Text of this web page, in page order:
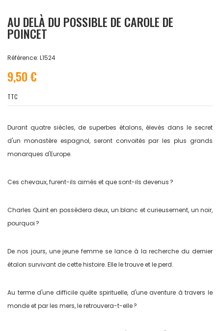
AU DELÀ DU POSSIBLE DE CAROLE DE
POINCET
Référence: L1524
9,50 €
TTC
Durant quatre siècles, de superbes étalons, élevés dans le secret
d'un monastère espagnol, seront convoités par les plus grands
monarques d'Europe.
Ces chevaux, furent-ils aimés et que sont-ils devenus ?
Charles Quint en possèdera deux, un blanc et curieusement, un noir,
pourquoi ?
De nos jours, une jeune femme se lance à la recherche du dernier
étalon survivant de cette histoire. Elle le trouve et le perd.
Au terme d'une difficile quête spirituelle, d'une aventure à travers le
monde et par les mers, le retrouvera-t-elle ?